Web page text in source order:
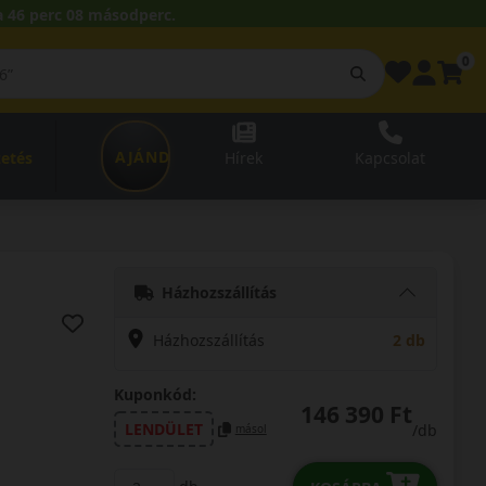
46 perc 07 másodperc.
AJÁNDÉKUTALVÁNY
Házhozszállítás
Házhozszállítás 2 db
Kuponkód:
LENDÜLET
másol 146 390 Ft
/db